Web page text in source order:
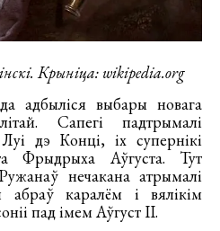
Крыніца: wikipedia.org
адбыліся выбары новага
Сапегі падтрымалі
дэ Конці, іх супернікі
Фрыдрыха Аўгуста. Тут
нечакана атрымалі
каралём і вялікім
пад імем Аўгуст ІІ.